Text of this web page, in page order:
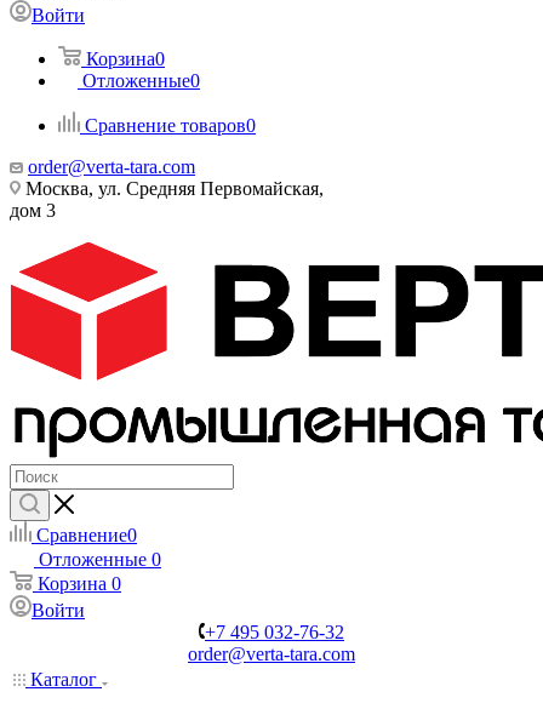
Войти
Корзина0
Отложенные0
Сравнение товаров0
order@verta-tara.com
Москва, ул. Средняя Первомайская,
дом 3
Сравнение0
Отложенные 0
Корзина 0
Войти
+7 495 032-76-32
order@verta-tara.com
Каталог